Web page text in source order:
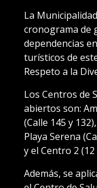
La
cronograma de
dependencias
turísticos de
Respeto a la
Los Centros de
abiertos son:
(Calle 145 y
Playa Serena
y el Centro 2
Además, se